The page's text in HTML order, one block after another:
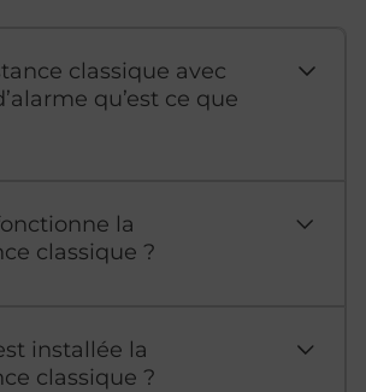
classique avec
qu’est ce que
la
classique ?
installée la
classique ?